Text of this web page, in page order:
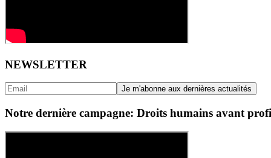
NEWSLETTER
Notre dernière campagne: Droits humains avant